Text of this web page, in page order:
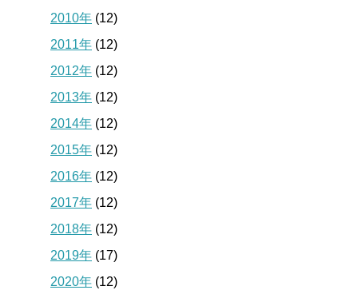
2010年 (12)
2011年 (12)
2012年 (12)
2013年 (12)
2014年 (12)
2015年 (12)
2016年 (12)
2017年 (12)
2018年 (12)
2019年 (17)
2020年 (12)